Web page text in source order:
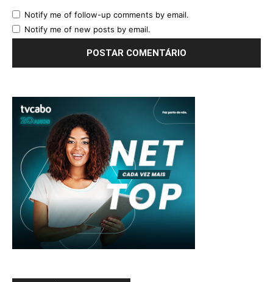
Notify me of follow-up comments by email.
Notify me of new posts by email.